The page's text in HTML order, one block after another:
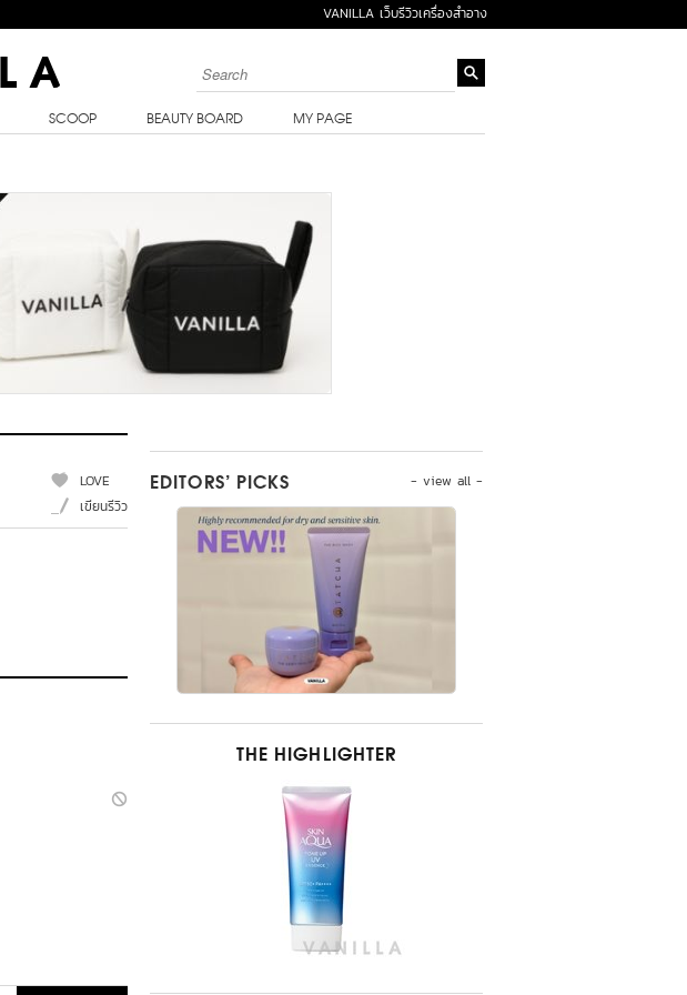
VANILLA เว็บรีวิวเครื่องสำอาง
SCOOP BEAUTY BOARD MY PAGE
LOVE
เขียนรีวิว
- view all -
EDITORS’ PICKS
THE HIGHLIGHTER